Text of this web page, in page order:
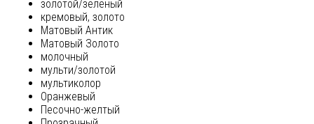
золотой/зеленый
кремовый, золото
Матовый Антик
Матовый Золото
молочный
мульти/золотой
мультиколор
Оранжевый
Песочно-желтый